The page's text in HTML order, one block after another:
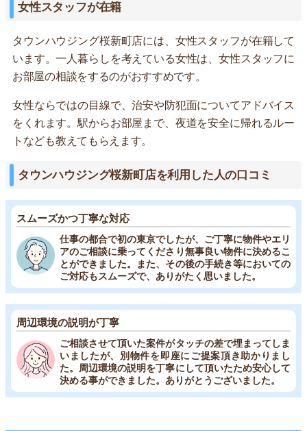
女性スタッフが在籍
タウンハウジング桜新町店には、女性スタッフが在籍して
います。一人暮らしを考えている女性は、女性スタッフに
お部屋の相談をするのがおすすめです。
女性ならではの目線で、治安や防犯面についてアドバイス
をくれます。駅からお部屋まで、夜道を安全に帰れるルー
トなども教えてもらえます。
タウンハウジング桜新町店を利用した人の口コミ
スムーズかつ丁寧な対応
仕事の都合で初の東京でしたが、ご丁寧に物件やエリ
アのご相談に乗ってくださり無事良い物件に決めるこ
とができました。また、その後の手続き等においての
ご対応もスムーズで、ありがたく思いました。
周辺環境の説明が丁寧
ご相談させて頂いた案件がタッチの差で埋まってしま
いましたが、別物件を即座にご提案頂き助かりまし
た。周辺環境の説明を丁寧にして頂いたため安心して
決める事ができました。ありがとうございました。